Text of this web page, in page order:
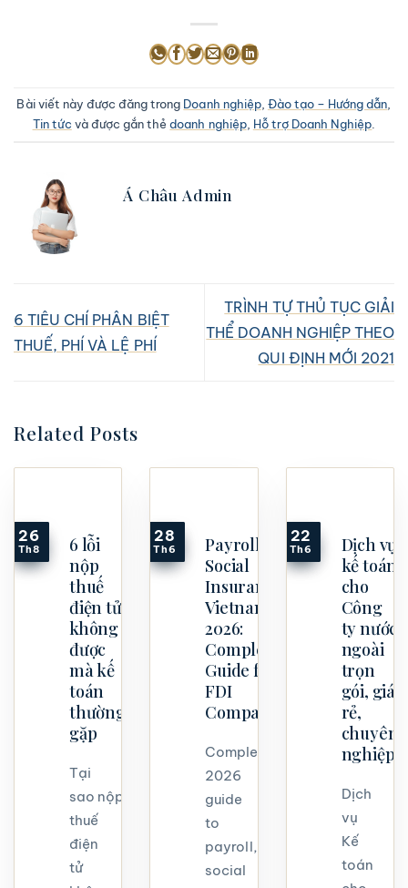
Bài viết này được đăng trong Doanh nghiệp, Đào tạo – Hướng dẫn
Tin tức và được gắn thẻdoanh nghiệp, Hỗ trợ Doanh Nghiệp
Á Châu Admin
6 TIÊU CHÍ PHÂN BIỆT
THUẾ, PHÍ VÀ LỆ PHÍ
TRÌNH TỰ THỦ TỤC GIẢI
THỂ DOANH NGHIỆP THEO
QUI ĐỊNH MỚI 2021
Related Posts
6 lỗi
nộp
thuế
điện tử
không
được
mà kế
toán
thường
gặp
Tại
sao nộp
thuế
điện
tử
26
Th8
Payroll &
Social
Insurance
Vietnam
2026:
Complete
Guide for
FDI
Companies
Complete
2026
guide
to
payroll,
social
28
Th6
Dịch vụ
kế toán
cho
Công
ty nước
ngoài
trọn
gói, giá
rẻ,
chuyên
nghiệp
Dịch
vụ
Kế
toán
22
Th6